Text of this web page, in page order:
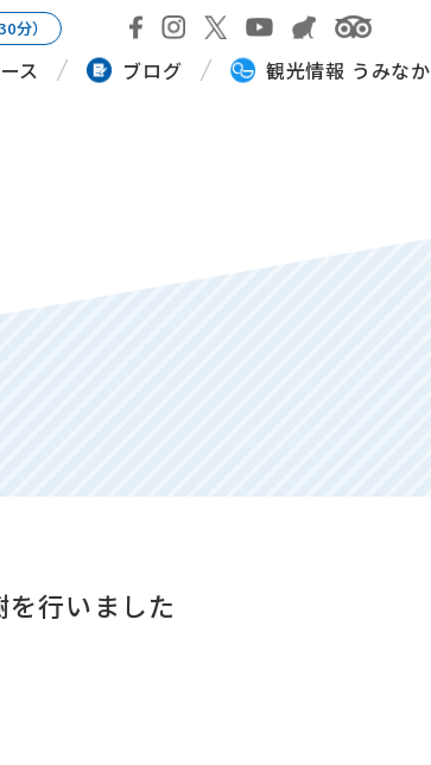
分）
ス ブログ 観光情報 うみな
行いました